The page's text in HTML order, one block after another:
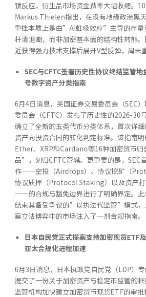
锁反应，衍生品市场资金费率大幅收缩。
Markus Thielen指出，在没有地缘政治黑
重挫本质上是由”AI虹吸效应”主导的存量
杆清退潮，而非加密基本面的结构性转熊
近获得强力技术支撑后展开V型反弹，周末
SEC与CFTC签署历史性协议终结监管地
号数字资产分类指南
6月4日消息，美国证券交易委员会（SEC
委员会（CFTC）发布了历史性的2026-30
确立了全新的五类代币分类体系，首次详
资产向投资合同的转化判定标准。该指南
Ether、XRP和Cardano等16种加密货币
品”，划归CFTC管辖。更重要的是，SEC
作——空投（Airdrops）、协议挖矿（
协议质押（Protocol Staking）以及资产打
——的合规与豁免边界进行了明确界定。此
结束其备受争议的”以执法代监管”模式，
案立法博弈中的市场注入了一剂合规指南。
日本自民党正式提案支持加密现货ETF
亚太合规化进程加速
6月3日消息，日本执政党自民党（LDP）
提交了一份关于加密资产与稳定币监管的
监管机构加快建立加密货币现货ETF的审